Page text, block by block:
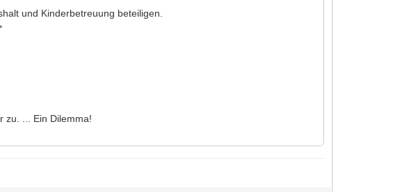
und Kinderbetreuung beteiligen.
zu. ... Ein Dilemma!